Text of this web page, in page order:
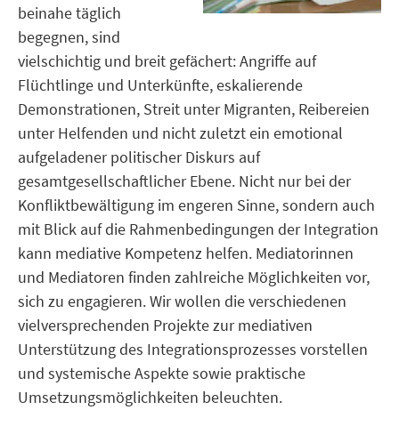
beinahe täglich
begegnen, sind
vielschichtig und breit gefächert: Angriffe auf
Flüchtlinge und Unterkünfte, eskalierende
Demonstrationen, Streit unter Migranten, Reibereien
unter Helfenden und nicht zuletzt ein emotional
aufgeladener politischer Diskurs auf
gesamtgesellschaftlicher Ebene. Nicht nur bei der
Konfliktbewältigung im engeren Sinne, sondern auch
mit Blick auf die Rahmenbedingungen der Integration
kann mediative Kompetenz helfen. Mediatorinnen
und Mediatoren finden zahlreiche Möglichkeiten vor,
sich zu engagieren. Wir wollen die verschiedenen
vielversprechenden Projekte zur mediativen
Unterstützung des Integrationsprozesses vorstellen
und systemische Aspekte sowie praktische
Umsetzungsmöglichkeiten beleuchten.